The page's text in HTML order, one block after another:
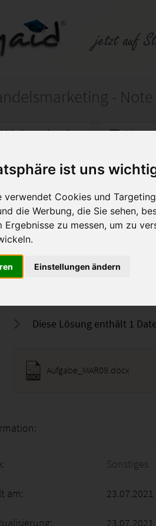
ist uns
verwendet Cookies und
die Werbung, die Sie sehen,
Ergebnisse zu messen, um zu
Einstellungen ändern
verkaufen
Handelsmarketing
Ich biete hier meine
(IHK).
Bewertet wurde sie mit der
Meine Lösungen sollen nur
Diese Lösung enthält 1
Aufgabe_MAR09.docx
Sonstiges
am:
23.07.2021